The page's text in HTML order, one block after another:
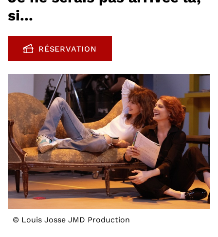
si...
RÉSERVATION
, OUVRE UNE NOUVELLE FENÊTRE
© Louis Josse JMD Production